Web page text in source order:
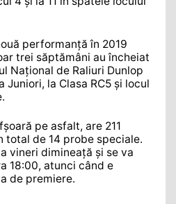
performanță în 2019
trei săptămâni au încheiat
Național de Raliuri Dunlop
la Clasa RC5 și locul
pe asfalt, are 211
total de 14 probe speciale.
vineri dimineață și se va
18:00, atunci când e
de premiere.